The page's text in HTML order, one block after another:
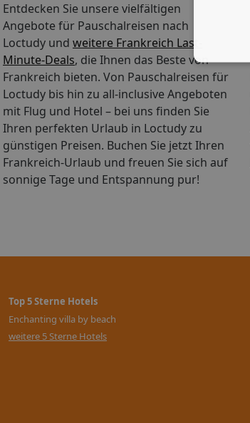
Entdecken Sie unsere vielfältigen
Angebote für Pauschalreisen nach
Loctudy und weitere Frankreich Last-
Minute-Deals, die Ihnen das Beste von
Frankreich bieten. Von Pauschalreisen für
Loctudy bis hin zu all-inclusive Angeboten
mit Flug und Hotel – bei uns finden Sie
Ihren perfekten Urlaub in Loctudy zu
günstigen Preisen. Buchen Sie jetzt Ihren
Frankreich-Urlaub und freuen Sie sich auf
sonnige Tage und Entspannung pur!
Top 5 Sterne Hotels
Enchanting villa by beach
weitere 5 Sterne Hotels